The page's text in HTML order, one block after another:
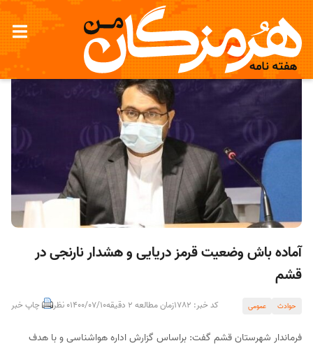
آماده باش وضعیت قرمز دریایی و هشدار نارنجی در
قشم
حوادث عمومی کد خبر: 1782 زمان مطالعه 2 دقیقه 1400/07/100 نظر چاپ خبر
فرماندار شهرستان قشم گفت: براساس گزارش اداره هواشناسی و با هدف